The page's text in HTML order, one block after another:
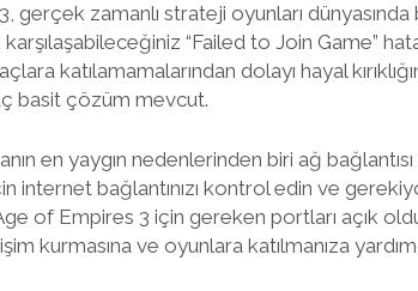
gerçek zamanlı strateji oyunları
“Failed to Join Game”
katılamamalarından dolayı hayal
basit çözüm mevcut.
en yaygın nedenlerinden biri ağ bağlantısı
internet bağlantınızı kontrol edin ve
Age of Empires 3 için gereken portları açık
kurmasına ve oyunlara katılmanıza